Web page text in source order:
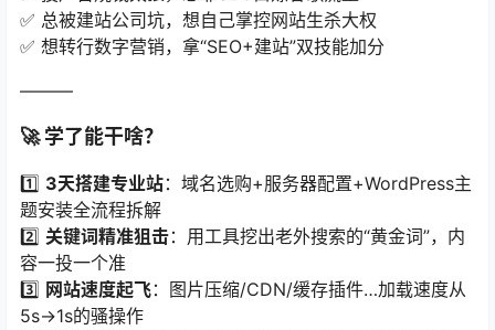
✅ 总被建站公司坑，想自己掌控网站生杀大权
✅ 想转行数字营销，拿“SEO+建站”双技能加分
———
🚀 ​学了能干啥？​
1️⃣ ​ 3天搭建专业站​：域名选购+服务器配置+WordPress主
题安装全流程拆解
2️⃣ ​ 关键词精准狙击​：用工具挖出老外搜索的“黄金词”，内
容一投一个准
3️⃣ ​ 网站速度起飞​：图片压缩/CDN/缓存插件…加载速度从
5s→1s的骚操作